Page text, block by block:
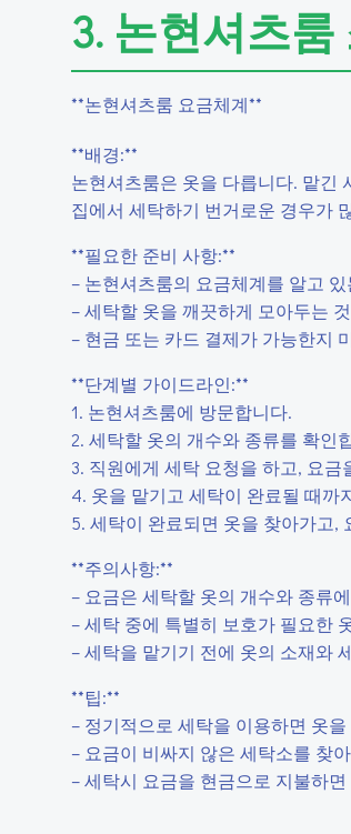
3. 논현셔츠룸
**논현셔츠룸 요금체계**
**배경:**
논현셔츠룸은 옷을 다릅니다. 맡긴
집에서 세탁하기 번거로운 경우가
**필요한 준비 사항:**
– 논현셔츠룸의 요금체계를 알고
– 세탁할 옷을 깨끗하게 모아두는
– 현금 또는 카드 결제가 가능한지
**단계별 가이드라인:**
1. 논현셔츠룸에 방문합니다.
2. 세탁할 옷의 개수와 종류를 확인
3. 직원에게 세탁 요청을 하고, 요금
4. 옷을 맡기고 세탁이 완료될 때까
5. 세탁이 완료되면 옷을 찾아가고,
**주의사항:**
– 요금은 세탁할 옷의 개수와 종류
– 세탁 중에 특별히 보호가 필요한
– 세탁을 맡기기 전에 옷의 소재와
**팁:**
– 정기적으로 세탁을 이용하면 옷
– 요금이 비싸지 않은 세탁소를 찾
– 세탁시 요금을 현금으로 지불하